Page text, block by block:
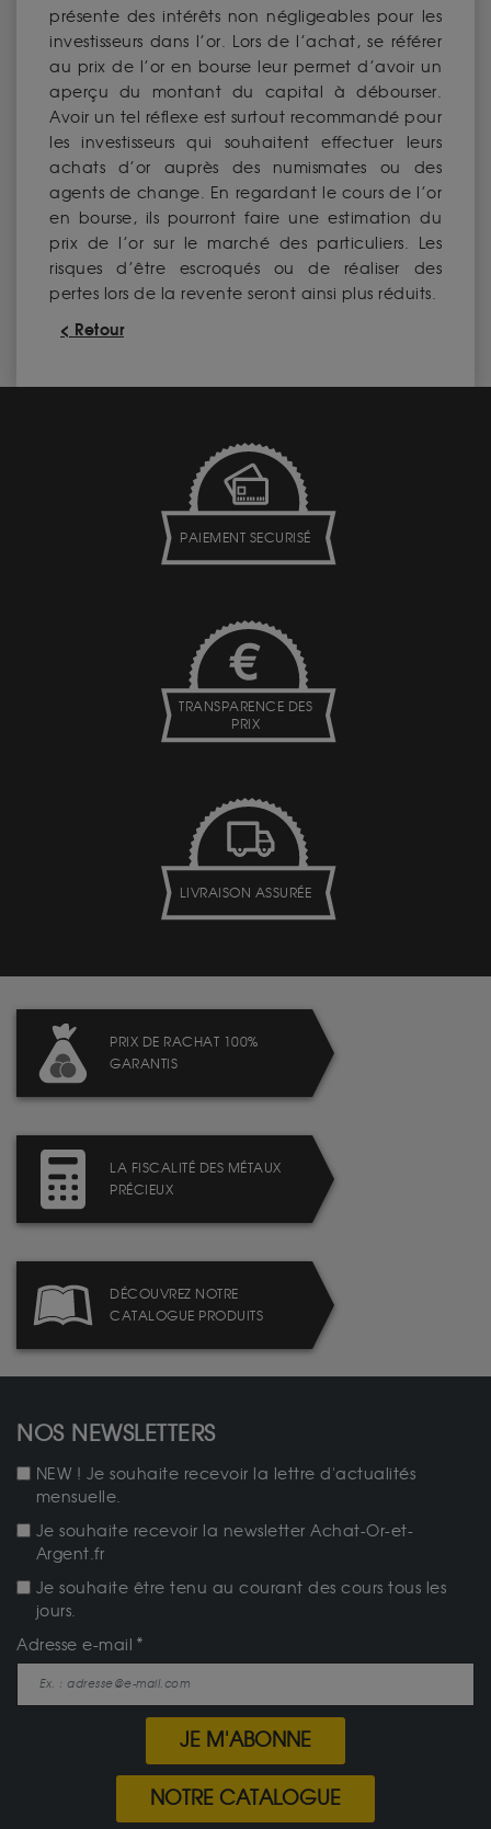
présente des intérêts non négligeables pour les
investisseurs dans l’or. Lors de l’achat, se référer
au prix de l’or en bourse leur permet d’avoir un
aperçu du montant du capital à débourser.
Avoir un tel réflexe est surtout recommandé pour
les investisseurs qui souhaitent effectuer leurs
achats d’or auprès des numismates ou des
agents de change. En regardant le cours de l’or
en bourse, ils pourront faire une estimation du
prix de l’or sur le marché des particuliers. Les
risques d’être escroqués ou de réaliser des
pertes lors de la revente seront ainsi plus réduits.
< Retour
PAIEMENT SECURISÉ
TRANSPARENCE DES
PRIX
LIVRAISON ASSURÉE
PRIX DE RACHAT 100%
GARANTIS
LA FISCALITÉ DES MÉTAUX
PRÉCIEUX
DÉCOUVREZ NOTRE
CATALOGUE PRODUITS
NOS NEWSLETTERS
NEW ! Je souhaite recevoir la lettre d'actualités
mensuelle.
Je souhaite recevoir la newsletter Achat-Or-et-
Argent.fr
Je souhaite être tenu au courant des cours tous les
jours.
Adresse e-mail
JE M'ABONNE
NOTRE CATALOGUE